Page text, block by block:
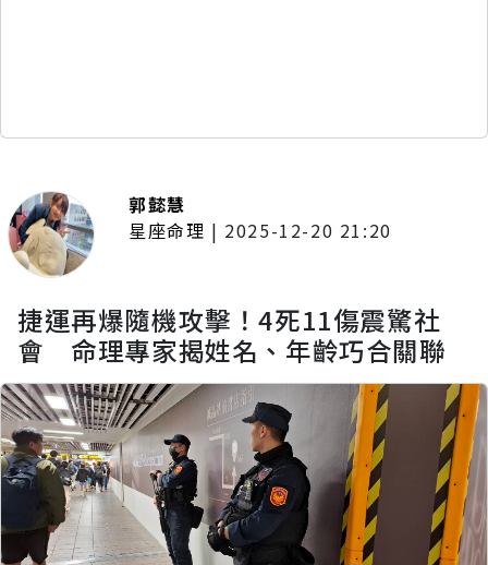
郭懿慧
星座命理 | 2025-12-20 21:20
捷運再爆隨機攻擊！4死11傷震驚社
會 命理專家揭姓名、年齡巧合關聯